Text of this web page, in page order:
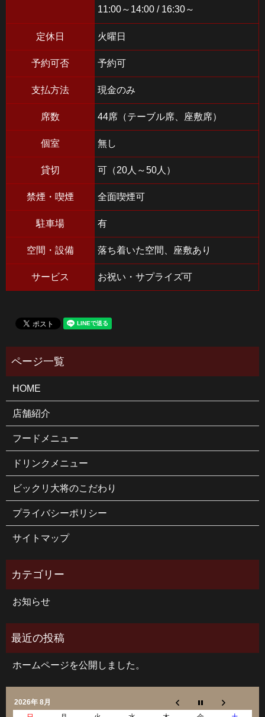
11:00～14:00 / 16:30～
定休日 火曜日
予約可否 予約可
支払方法 現金のみ
席数 44席（テーブル席、座敷席）
個室 無し
貸切 可（20人～50人）
禁煙・喫煙 全面喫煙可
駐車場 有
空間・設備 落ち着いた空間、座敷あり
サービス お祝い・サプライズ可
HOME
店舗紹介
フードメニュー
ドリンクメニュー
ビックリ大将のこだわり
プライバシーポリシー
サイトマップ
お知らせ
ホームページを公開しました。
2026年 8月